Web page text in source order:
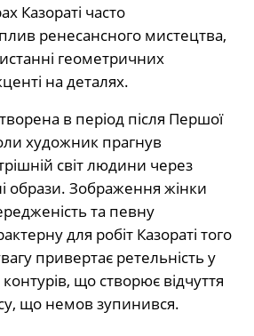
Казораті часто
ренесансного мистецтва,
геометричних
на деталях.
в період після Першої
художник прагнув
світ людини через
образи. Зображення жінки
та певну
для робіт Казораті того
привертає ретельність у
контурів, що створює відчуття
що немов зупинився.